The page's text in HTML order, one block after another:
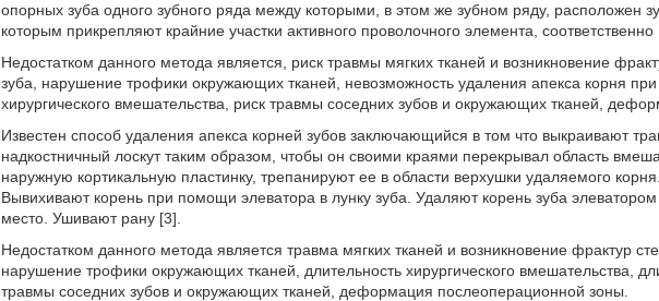
опорных зуба одного зубного ряда между которыми, в этом же зубном ряду, расположен
которым прикрепляют крайние участки активного проволочного элемента, соответственно
Недостатком данного метода является, риск травмы мягких тканей и возникновение
зуба, нарушение трофики окружающих тканей, невозможность удаления апекса корня
хирургического вмешательства, риск травмы соседних зубов и окружающих тканей,
Известен способ удаления апекса корней зубов заключающийся в том что выкраивают
надкостничный лоскут таким образом, чтобы он своими краями перекрывал область
наружную кортикальную пластинку, трепанируют ее в области верхушки удаляемого
Вывихивают корень при помощи элеватора в лунку зуба. Удаляют корень зуба
место. Ушивают рану [3].
Недостатком данного метода является травма мягких тканей и возникновение фрактур
нарушение трофики окружающих тканей, длительность хирургического вмешательства,
травмы соседних зубов и окружающих тканей, деформация послеоперационной зоны.